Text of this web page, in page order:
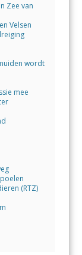
Zee van
Velsen
wordt
mee
(RTZ)